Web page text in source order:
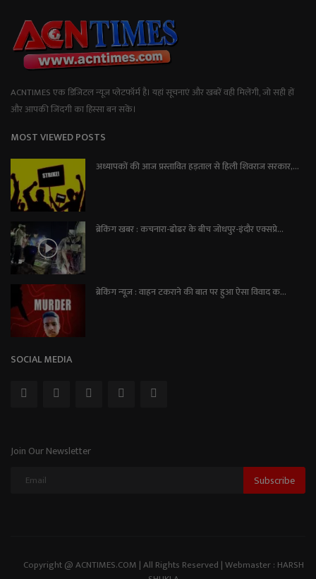
ACNTIMES एक डिजिटल न्यूज प्लेटफॉर्म है। यहां सूचनाएं और खबरें वही मिलेंगी, जो सही हों
और आपकी जिंदगी का हिस्सा बन सकें।
MOST VIEWED POSTS
अध्यापकों की आज प्रस्तावित हड़ताल से हिली शिवराज सरकार,...
ब्रेकिंग खबर : कचनारा-ढोढर के बीच जोधपुर-इंदौर एक्सप्रे...
ब्रेकिंग न्यूज़ : वाहन टकराने की बात पर हुआ ऐसा विवाद क...
SOCIAL MEDIA
Join Our Newsletter
Subscribe
Copyright @ ACNTIMES.COM | All Rights Reserved | Webmaster : HARSH